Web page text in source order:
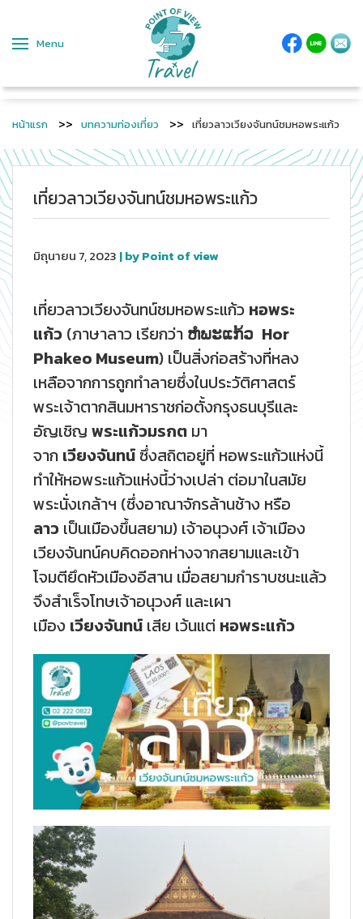
Menu
หน้าแรก บทความท่องเที่ยว เที่ยวลาวเวียงจันทน์ชมหอพระแก้ว
เที่ยวลาวเวียงจันทน์ชมหอพระแก้ว
มิถุนายน 7, 2023 | by Point of view
เที่ยวลาวเวียงจันทน์ชมหอพระแก้ว หอพระ
แก้ว (ภาษาลาว เรียกว่า ຫໍພະແກ້ວ Hor
Phakeo Museum) เป็นสิ่งก่อสร้างที่หลง
เหลือจากการถูกทำลายซึ่งในประวัติศาสตร์
พระเจ้าตากสินมหาราชก่อตั้งกรุงธนบุรีและ
อัญเชิญ พระแก้วมรกต มา
จาก เวียงจันทน์ ซึ่งสถิตอยู่ที่ หอพระแก้วแห่งนี้
ทำให้หอพระแก้วแห่งนี้ว่างเปล่า ต่อมาในสมัย
พระนั่งเกล้าฯ (ซึ่งอาณาจักรล้านช้าง หรือ
ลาว เป็นเมืองขึ้นสยาม) เจ้าอนุวงศ์ เจ้าเมือง
เวียงจันทน์คบคิดออกห่างจากสยามและเข้า
โจมตียึดหัวเมืองอีสาน เมื่อสยามกำราบชนะแล้ว
จึงสำเร็จโทษเจ้าอนุวงศ์ และเผา
เมือง เวียงจันทน์ เสีย เว้นแต่ หอพระแก้ว